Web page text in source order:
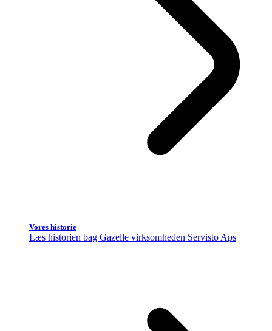
Vores historie
Læs historien bag Gazelle virksomheden Servisto Aps